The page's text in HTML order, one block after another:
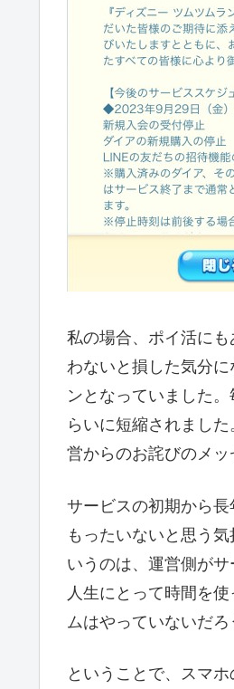
私の場合、ポイ活に
わないと損した気分
ンとなっていました
らいに短縮されまし
営からのお詫びのメッ
サービスの初期から
もったいないと思う
いうのは、運営側が
人生にとって時間を
ムはやっていないだろ
ということで、スマ